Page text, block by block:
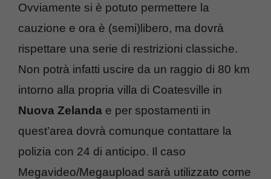
Ovviamente si è potuto permettere la
cauzione e ora è (semi)libero, ma dovrà
rispettare una serie di restrizioni classiche.
Non potrà infatti uscire da un raggio di 80 km
intorno alla propria villa di Coatesville in
Nuova Zelanda e per spostamenti in
quest’area dovrà comunque contattare la
polizia con 24 di anticipo. Il caso
Megavideo/Megaupload sarà utilizzato come